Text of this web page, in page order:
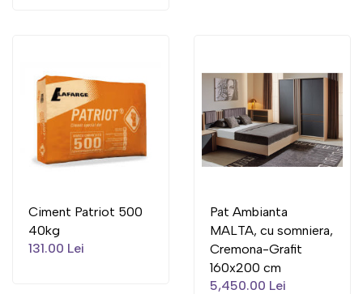
Ciment Patriot 500
40kg
131.00 Lei
Pat Ambianta
MALTA, cu somniera,
Cremona-Grafit
160x200 cm
5,450.00 Lei